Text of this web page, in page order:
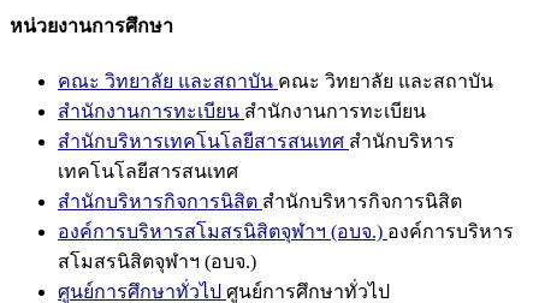
หน่วยงานการศึกษา
คณะ วิทยาลัย และสถาบัน คณะ วิทยาลัย และสถาบัน
สำนักงานการทะเบียน สำนักงานการทะเบียน
สำนักบริหารเทคโนโลยีสารสนเทศ สำนักบริหาร
เทคโนโลยีสารสนเทศ
สำนักบริหารกิจการนิสิต สำนักบริหารกิจการนิสิต
องค์การบริหารสโมสรนิสิตจุฬาฯ (อบจ.) องค์การบริหาร
สโมสรนิสิตจุฬาฯ (อบจ.)
ศูนย์การศึกษาทั่วไป ศูนย์การศึกษาทั่วไป